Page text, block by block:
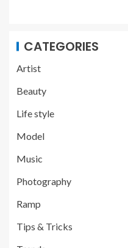
CATEGORIES
Artist
Beauty
Life style
Model
Music
Photography
Ramp
Tips & Tricks